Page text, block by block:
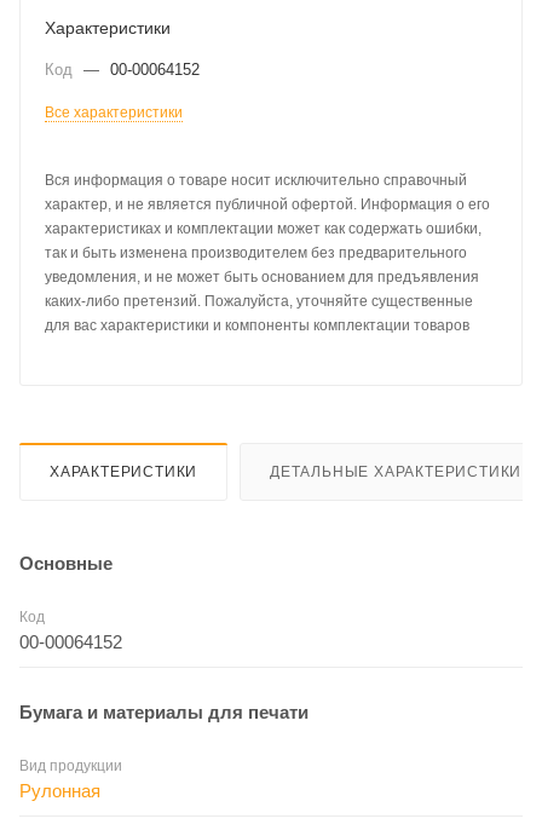
Характеристики
Код — 00-00064152
Все характеристики
Вся информация о товаре носит исключительно справочный
характер, и не является публичной офертой. Информация о его
характеристиках и комплектации может как содержать ошибки,
так и быть изменена производителем без предварительного
уведомления, и не может быть основанием для предъявления
каких-либо претензий. Пожалуйста, уточняйте существенные
для вас характеристики и компоненты комплектации товаров
ХАРАКТЕРИСТИКИ ДЕТАЛЬНЫЕ ХАРАКТЕРИСТИКИ
Основные
Код
00-00064152
Бумага и материалы для печати
Вид продукции
Рулонная